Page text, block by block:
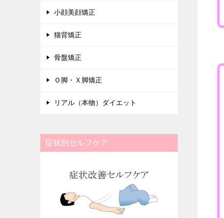
小顔美顔矯正
猫背矯正
骨盤矯正
Ｏ脚・Ｘ脚矯正
リアル（本物）ダイエット
症状別セルフケア